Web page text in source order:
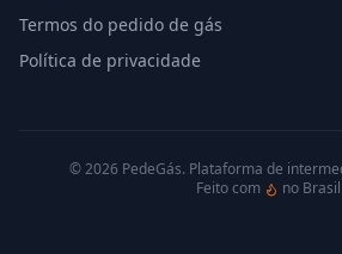
Termos do pedido de gás
Política de privacidade
©2026 PedeGás. Plataforma de
Feito com
no Brasil